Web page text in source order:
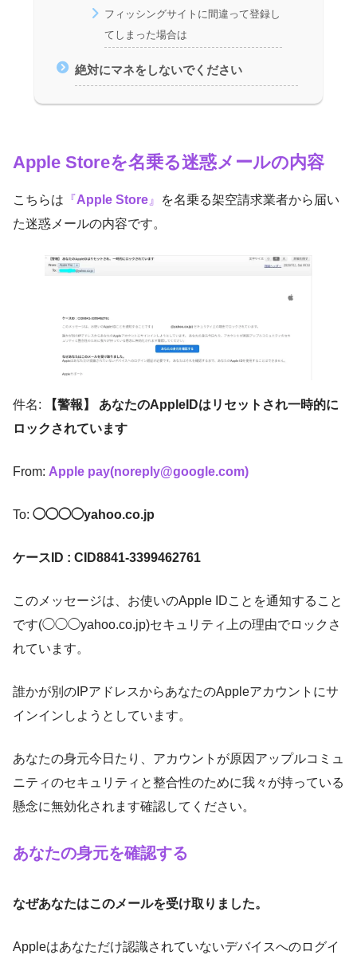
フィッシングサイトに間違って登録し
てしまった場合は
絶対にマネをしないでください
Apple Storeを名乗る迷惑メールの内容
こちらは 『 Apple Store』
を名乗る架空請求業者から届い
た迷惑メールの内容です。
件名:
【警報】 あなたのAppleIDはリセットされ一時的に
ロックされています
From: Apple pay(noreply@google.com)
To: ◯◯◯◯yahoo.co.jp
ケースID : CID8841-3399462761
このメッセージは、お使いのApple IDことを通知すること
です(◯◯◯yahoo.co.jp)セキュリティ上の理由でロックさ
れています。
誰かが別のIPアドレスからあなたのAppleアカウントにサ
インインしようとしています。
あなたの身元今日たり、アカウントが原因アップルコミュ
ニティのセキュリティと整合性のために我々が持っている
懸念に無効化されます確認してください。
あなたの身元を確認する
なぜあなたはこのメールを受け取りました。
Appleはあなただけ認識されていないデバイスへのログイ